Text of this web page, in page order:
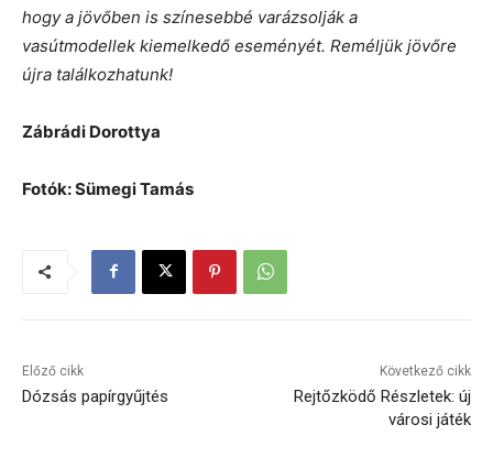
hogy a jövőben is színesebbé varázsolják a
vasútmodellek kiemelkedő eseményét. Reméljük jövőre
újra találkozhatunk!
Zábrádi Dorottya
Fotók: Sümegi Tamás
Előző cikk
Dózsás papírgyűjtés
Következő cikk
Rejtőzködő Részletek: új
városi játék